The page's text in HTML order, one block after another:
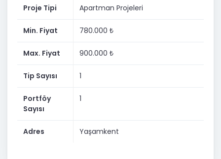
Proje Tipi Apartman Projeleri
Min. Fiyat 780.000 ₺
Max. Fiyat 900.000 ₺
Tip Sayısı 1
Portföy
Sayısı
1
Adres Yaşamkent